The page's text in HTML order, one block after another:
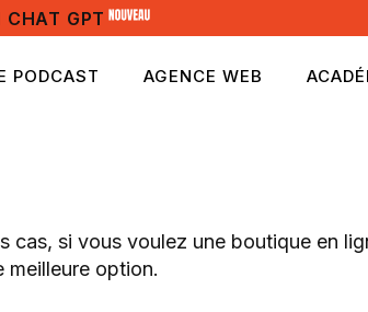
CHAT GPT
PODCAST AGENCE WEB
cas, si vous voulez une boutique en
meilleure option.